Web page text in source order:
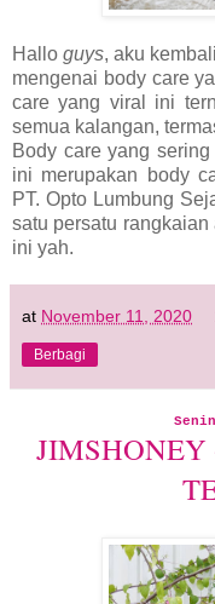
Halloguys, aku
mengenai body care
care yang viral ini
semua kalangan,
Body care yang
ini merupakan body
PT. Opto Lumbung
satu persatu
ini yah.
at November 11, 2020
Berbagi